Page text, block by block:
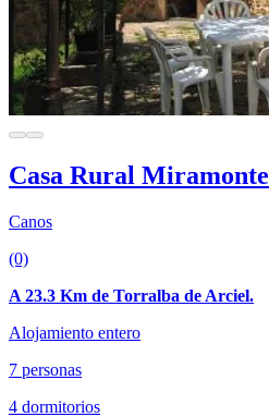
Casa Rural
Canos
(0)
A 23.3 Km de Torralba de Arciel.
Alojamiento entero
7 personas
4 dormitorios